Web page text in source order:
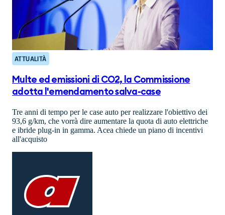
ATTUALITÀ
Multe ed emissioni di CO2, la Commissione
adotta l'emendamento salva-case
Tre anni di tempo per le case auto per realizzare l'obiettivo dei
93,6 g/km, che vorrà dire aumentare la quota di auto elettriche
e ibride plug-in in gamma. Acea chiede un piano di incentivi
all'acquisto